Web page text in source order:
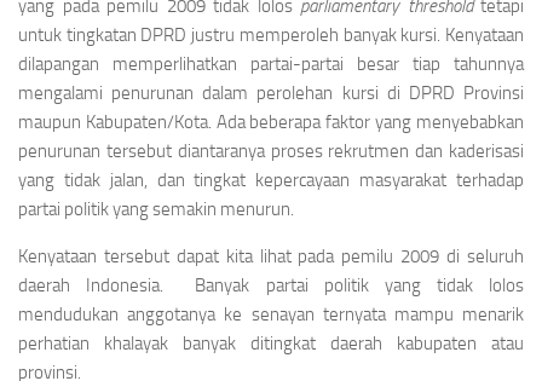
yang pada pemilu 2009 tidak lolos parliamentary thresholdtetapi
untuk tingkatan DPRD justru memperoleh banyak kursi. Kenyataan
dilapangan memperlihatkan partai-partai besar tiap tahunnya
mengalami penurunan dalam perolehan kursi di DPRD Provinsi
maupun Kabupaten/Kota. Ada beberapa faktor yang menyebabkan
penurunan tersebut diantaranya proses rekrutmen dan kaderisasi
yang tidak jalan, dan tingkat kepercayaan masyarakat terhadap
partai politik yang semakin menurun.
Kenyataan tersebut dapat kita lihat pada pemilu 2009 di seluruh
daerah Indonesia. Banyak partai politik yang tidak lolos
mendudukan anggotanya ke senayan ternyata mampu menarik
perhatian khalayak banyak ditingkat daerah kabupaten atau
provinsi.